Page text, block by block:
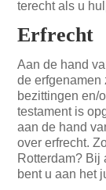
terecht als u
Erfrecht
Aan de hand
de erfgenamen
bezittingen en/
testament is
aan de hand
over erfrecht.
Rotterdam? Bij
bent u aan het